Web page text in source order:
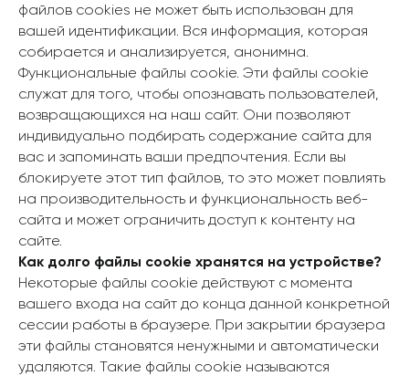
файлов cookies не может быть использован для
вашей идентификации. Вся информация, которая
собирается и анализируется, анонимна.
Функциональные файлы cookie. Эти файлы cookie
служат для того, чтобы опознавать пользователей,
возвращающихся на наш сайт. Они позволяют
индивидуально подбирать содержание сайта для
вас и запоминать ваши предпочтения. Если вы
блокируете этот тип файлов, то это может повлиять
на производительность и функциональность веб-
сайта и может ограничить доступ к контенту на
сайте.
Как долго файлы cookie хранятся на устройстве?
Некоторые файлы cookie действуют с момента
вашего входа на сайт до конца данной конкретной
сессии работы в браузере. При закрытии браузера
эти файлы становятся ненужными и автоматически
удаляются. Такие файлы cookie называются